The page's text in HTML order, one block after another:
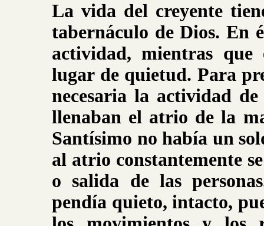
La vida del creyente
tabernáculo de Dios. En
actividad, mientras
lugar de quietud. Para
necesaria la actividad
llenaban el atrio de la
Santísimo no había un
al atrio constantemente
o salida de las
pendía quieto, intacto,